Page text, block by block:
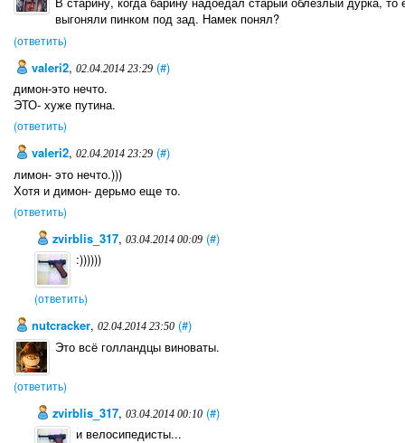
выгоняли пинком под зад. Намек понял?
(ответить)
valeri2, 02.04.2014 23:29 (#)
димон-это нечто.
ЭТО- хуже путина.
(ответить)
valeri2, 02.04.2014 23:29 (#)
лимон- это нечто.)))
Хотя и димон- дерьмо еще то.
(ответить)
zvirblis_317, 03.04.2014 00:09 (#)
:))))))
(ответить)
nutcracker, 02.04.2014 23:50 (#)
Это всё голландцы виноваты.
(ответить)
zvirblis_317, 03.04.2014 00:10 (#)
и велосипедисты...